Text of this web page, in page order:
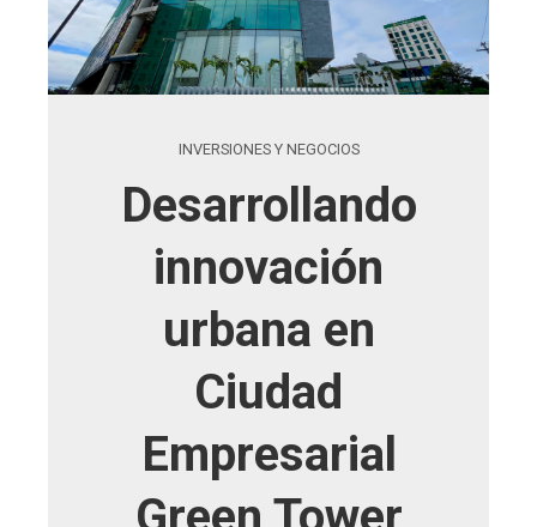
INVERSIONES Y NEGOCIOS
Desarrollando
innovación
urbana en
Ciudad
Empresarial